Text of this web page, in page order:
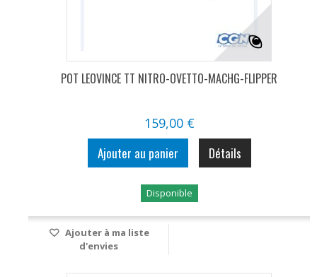
POT LEOVINCE TT NITRO-OVETTO-MACHG-FLIPPER
159,00 €
Ajouter au panier Détails
Disponible
Ajouter à ma liste
d'envies